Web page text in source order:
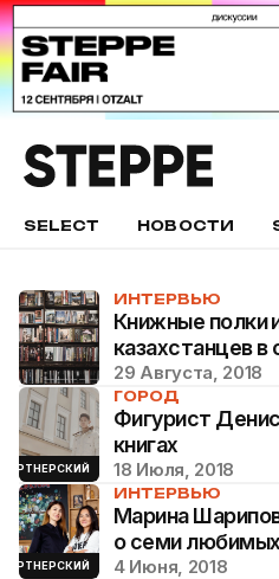
SELECT НОВОСТИ
ИНТЕРВЬЮ
Книжные полки
казахстанцев
29 Августа, 2018
ПАРТНЕРСКИЙ
ГОРОД
Фигурист
книгах
18 Июля, 2018
ПАРТНЕРСКИЙ
ИНТЕРВЬЮ
Марина
о семи любимых
4 Июня, 2018